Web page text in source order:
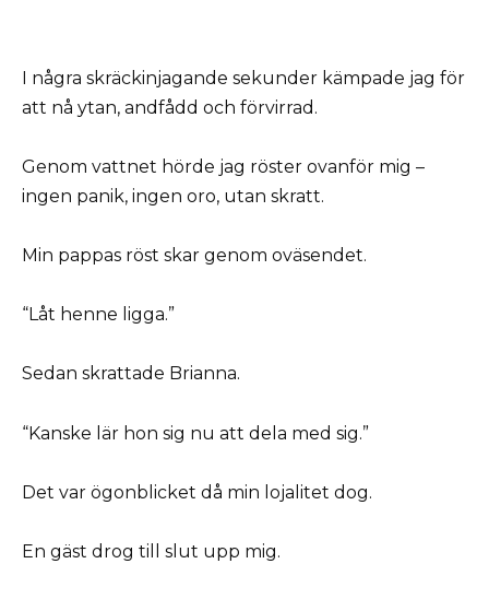
I några skräckinjagande sekunder kämpade jag för
att nå ytan, andfådd och förvirrad.
Genom vattnet hörde jag röster ovanför mig –
ingen panik, ingen oro, utan skratt.
Min pappas röst skar genom oväsendet.
“Låt henne ligga.”
Sedan skrattade Brianna.
“Kanske lär hon sig nu att dela med sig.”
Det var ögonblicket då min lojalitet dog.
En gäst drog till slut upp mig.